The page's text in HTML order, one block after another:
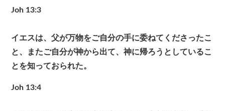
Joh 13:3
イエスは、父が万物をご自分の手に委ねてくださったこ
と、またご自分が神から出て、神に帰ろうとしているこ
とを知っておられた。
Joh 13:4